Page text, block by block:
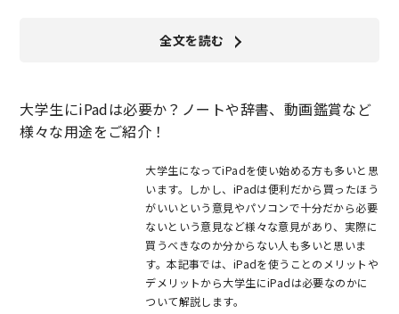
全文を読む
大学生にiPadは必要か？ノートや辞書、動画鑑賞など
様々な用途をご紹介！
大学生になってiPadを使い始める方も多いと思
います。しかし、iPadは便利だから買ったほう
がいいという意見やパソコンで十分だから必要
ないという意見など様々な意見があり、実際に
買うべきなのか分からない人も多いと思いま
す。本記事では、iPadを使うことのメリットや
デメリットから大学生にiPadは必要なのかに
ついて解説します。